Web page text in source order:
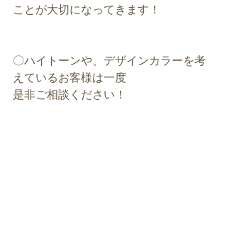
ことが大切になってきます！
〇ハイトーンや、デザインカラーを考
えているお客様は一度
是非ご相談ください！